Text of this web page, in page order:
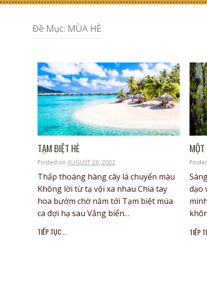
Đề Mục: MÙA HÈ
TẠM BIỆT HÈ
Posted on AUGUST 26, 2022
Thấp thoáng hàng cây lá chuyển màu
Không lời từ tạ vội xa nhau Chia tay
hoa bướm chờ năm tới Tạm biệt múa
ca đợi hạ sau Vắng biển…
TIẾP TỤC...
dạo
TIẾP